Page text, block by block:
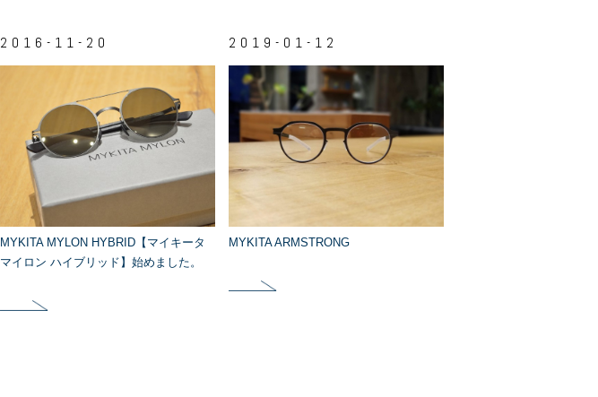
2016-11-20
MYKITA MYLON HYBRID【マイキータ
マイロン ハイブリッド】始めました。
2019-01-12
MYKITA ARMSTRONG